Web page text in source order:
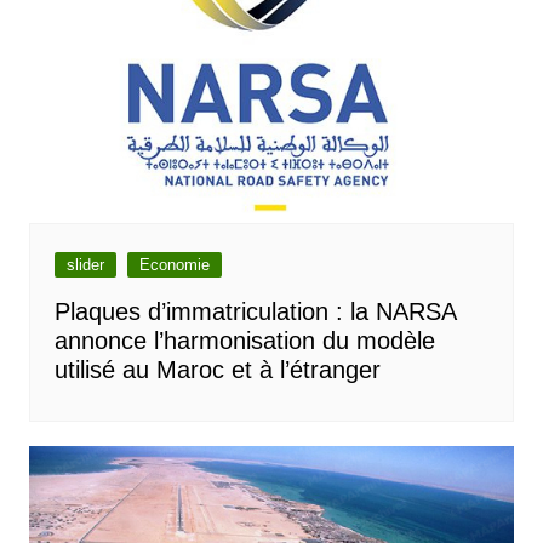
slider Economie
Plaques d’immatriculation : la NARSA
annonce l’harmonisation du modèle
utilisé au Maroc et à l’étranger